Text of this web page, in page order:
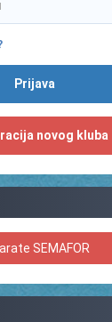
novog kluba
SEMAFOR